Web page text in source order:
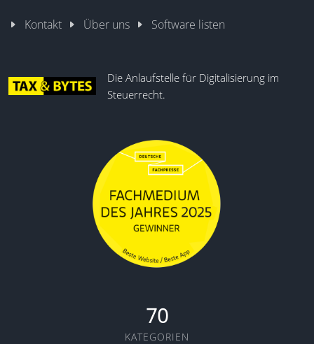
Kontakt Über uns Software listen
Die Anlaufstelle für Digitalisierung im
Steuerrecht.
70
KATEGORIEN